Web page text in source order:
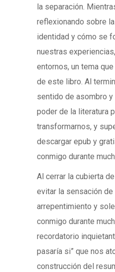
la separación.
reflexionando sobre
identidad y cómo se
nuestras
entornos, un tema
de este libro. Al
sentido de asombro y
poder de la literatura
transformarnos, y
descargar epub y
conmigo durante
Al cerrar la cubierta
evitar la sensación
arrepentimiento y
conmigo durante
recordatorio
pasaría si” que nos
construcción del